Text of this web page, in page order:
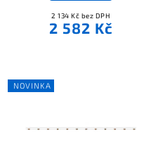
2 134 Kč bez DPH
2 582 Kč
NOVINKA